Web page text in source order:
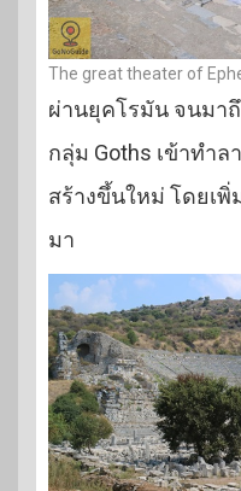
The great theater of
ผ่านยุคโรมัน จนมา
กลุ่ม Goths เข้าทำ
สร้างขึ้นใหม่ โดยเพิ่
มา